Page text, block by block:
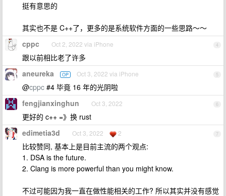
挺有意思的
其实也不是 C++了，更多的是系统软件方面的一些思路～～
4
cppc Oct 2, 2022 via iPhone
跟以前相比老了许多
5
aneureka OP Oct 3, 2022 via iPhone
@cppc #4 毕竟 16 年的光阴啦
6
fengjianxinghun Oct 3, 2022
更好的 c++ =》换 rust
7
edimetia3d Oct 3, 2022 2
比较赞同, 基本上是目前主流的两个观点:
1. DSA is the future.
2. Clang is more powerful than you might know.
不过可能因为我一直在做性能相关的工作? 所以其实并没有感觉